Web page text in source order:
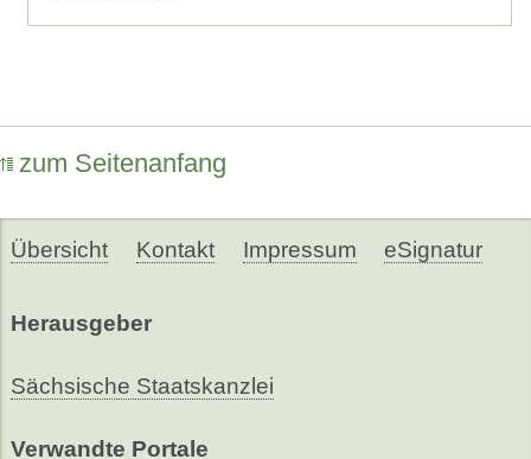
zum Seitenanfang
Übersicht Kontakt Impressum eSignatur
Herausgeber
Sächsische Staatskanzlei
Verwandte Portale